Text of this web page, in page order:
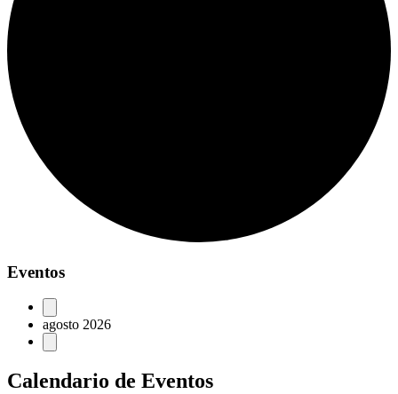
Eventos
agosto 2026
Calendario de Eventos